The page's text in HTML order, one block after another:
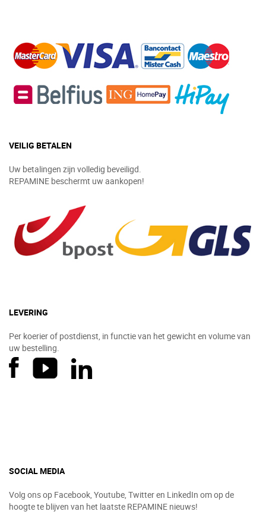
VEILIG BETALEN
Uw betalingen zijn volledig beveiligd.
REPAMINE beschermt uw aankopen!
LEVERING
Per koerier of postdienst, in functie van het gewicht en volume van
uw bestelling.
SOCIAL MEDIA
Volg ons op Facebook, Youtube, Twitter en LinkedIn om op de
hoogte te blijven van het laatste REPAMINE nieuws!